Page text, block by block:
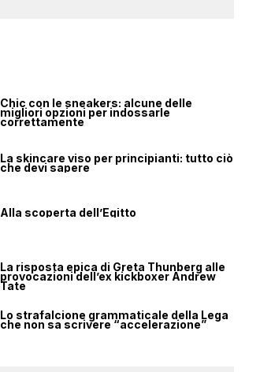
Chic con le sneakers: alcune delle
migliori opzioni per indossarle
correttamente
La skincare viso per principianti: tutto ciò
che devi sapere
Alla scoperta dell’Egitto
La risposta epica di Greta Thunberg alle
provocazioni dell’ex kickboxer Andrew
Tate
Lo strafalcione grammaticale della Lega
che non sa scrivere “accelerazione”